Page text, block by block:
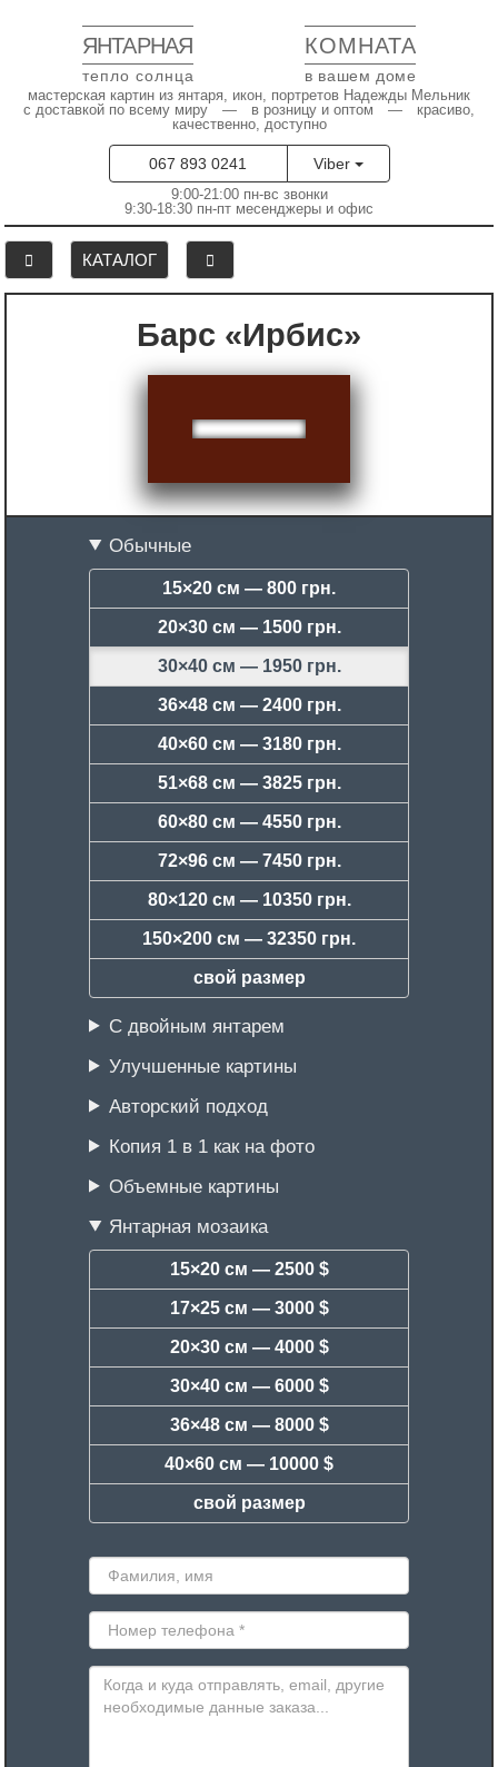
ЯНТАРНАЯ КОМНАТА
тепло солнца в вашем доме
мастерская картин из янтаря, икон, портретов Надежды Мельник
с доставкой по всему миру — в розницу и оптом — красиво,
качественно, доступно
067 893 0241 Viber
9:00-21:00 пн-вс звонки
9:30-18:30 пн-пт месенджеры и офис
КАТАЛОГ
Барс «Ирбис»
Обычные
15×20 см — 800 грн.
20×30 см — 1500 грн.
30×40 см — 1950 грн.
36×48 см — 2400 грн.
40×60 см — 3180 грн.
51×68 см — 3825 грн.
60×80 см — 4550 грн.
72×96 см — 7450 грн.
80×120 см — 10350 грн.
150×200 см — 32350 грн.
свой размер
С двойным янтарем
Улучшенные картины
Авторский подход
Копия 1 в 1 как на фото
Объемные картины
Янтарная мозаика
15×20 см — 2500 $
17×25 см — 3000 $
20×30 см — 4000 $
30×40 см — 6000 $
36×48 см — 8000 $
40×60 см — 10000 $
свой размер